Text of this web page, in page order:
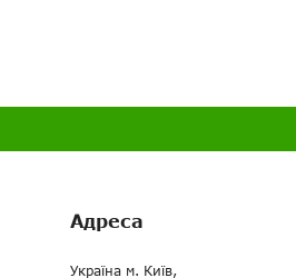
Адреса
Україна м. Київ,